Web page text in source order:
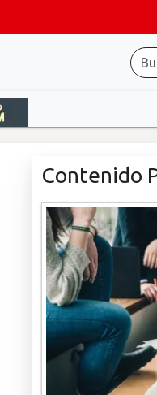
Contenido